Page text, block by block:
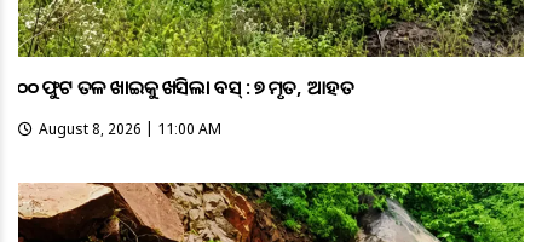
୧୦୦ ଫୁଟ ତଳ ଖାଇକୁ ଖସିଲା ବସ୍ : ୭ ମୃତ, ୧୧ ଆହତ
August 8, 2026 | 11:00 AM